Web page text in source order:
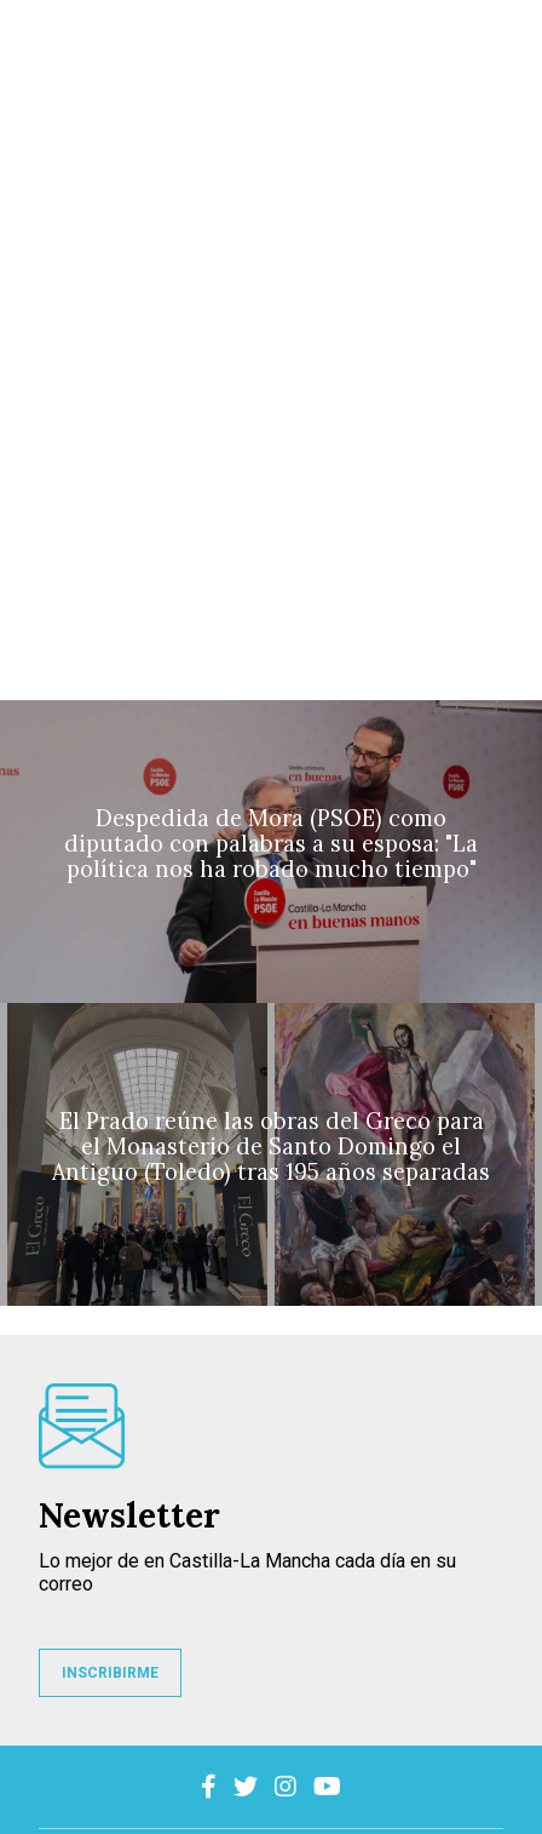
Despedida de Mora (PSOE) como
diputado con palabras a su esposa: "La
política nos ha robado mucho tiempo"
El Prado reúne las obras del Greco para
el Monasterio de Santo Domingo el
Antiguo (Toledo) tras 195 años separadas
Newsletter
Lo mejor de en Castilla-La Mancha cada día en su
correo
INSCRIBIRME